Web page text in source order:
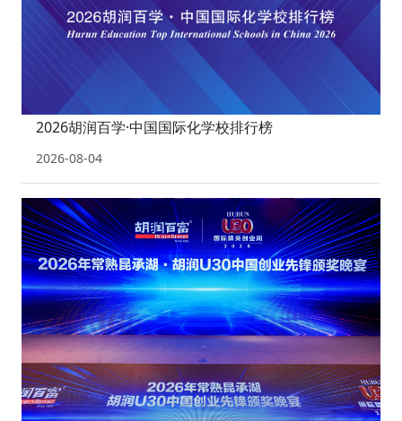
2026胡润百学·中国国际化学校排行榜
2026-08-04